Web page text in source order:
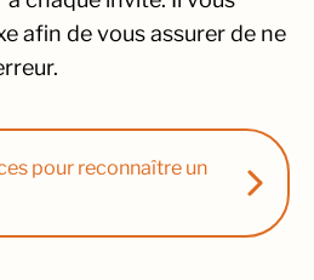
afin de vous assurer de ne
pour reconnaître un